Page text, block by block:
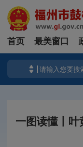
首页 最美窗口
一图读懂丨